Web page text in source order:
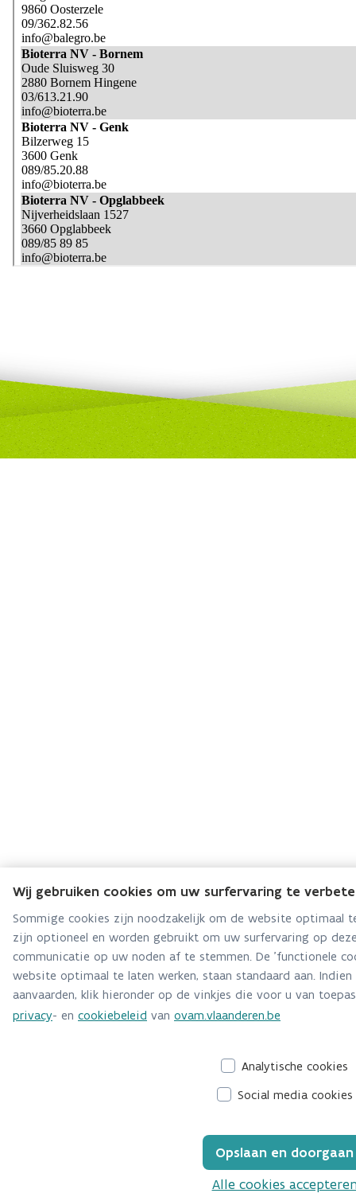
Wij gebruiken cookies om uw surfervaring te
Sommige cookies zijn noodzakelijk om de website optimaal
zijn optioneel en worden gebruikt om uw surfervaring op
communicatie op uw noden af te stemmen. De 'functionele
website optimaal te laten werken, staan standaard aan.
aanvaarden, klik hieronder op de vinkjes die voor u van
privacy- en cookiebeleid van ovam.vlaanderen.be
Analytische cookies
Social media cookies
Opslaan en doorgaan
Alle cookies